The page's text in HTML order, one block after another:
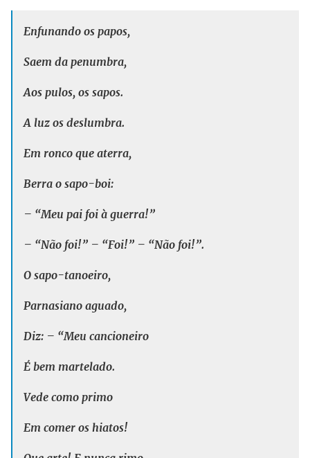
Enfunando os papos,
Saem da penumbra,
Aos pulos, os sapos.
A luz os deslumbra.
Em ronco que aterra,
Berra o sapo-boi:
– “Meu pai foi à guerra!”
– “Não foi!” – “Foi!” – “Não foi!”.
O sapo-tanoeiro,
Parnasiano aguado,
Diz: – “Meu cancioneiro
É bem martelado.
Vede como primo
Em comer os hiatos!